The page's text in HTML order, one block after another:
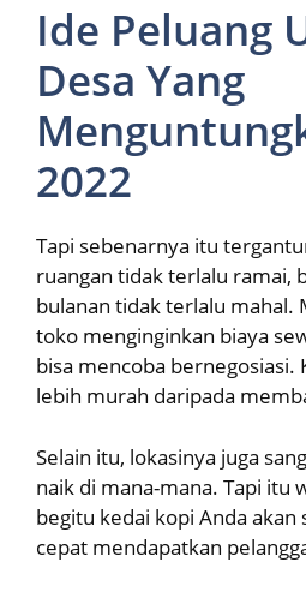
Ide Peluang
Desa Yang
2022
Tapi sebenarnya itu
ruangan tidak terlalu ramai,
bulanan tidak terlalu mahal.
toko menginginkan biaya
bisa mencoba bernegosiasi.
lebih murah daripada
Selain itu, lokasinya juga
naik di mana-mana. Tapi itu
begitu kedai kopi Anda akan
cepat mendapatkan